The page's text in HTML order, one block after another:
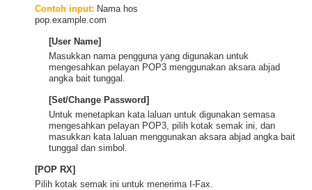
Contoh input: Nama hos
pop.example.com
[User Name]
Masukkan nama pengguna yang digunakan untuk
mengesahkan pelayan POP3 menggunakan aksara abjad
angka bait tunggal.
[Set/Change Password]
Untuk menetapkan kata laluan untuk digunakan semasa
mengesahkan pelayan POP3, pilih kotak semak ini, dan
masukkan kata laluan menggunakan aksara abjad angka bait
tunggal dan simbol.
[POP RX]
Pilih kotak semak ini untuk menerima I-Fax.